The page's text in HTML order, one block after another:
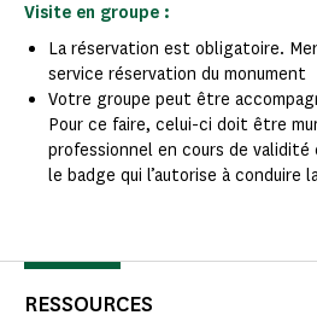
Visite en groupe :
La réservation est obligatoire.
service réservation du monument
Votre groupe peut être
Pour ce faire, celui-ci doit être
professionnel en cours de
le badge qui l’autorise à conduire
RESSOURCES